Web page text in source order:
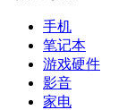
手机
笔记本
游戏硬件
影音
家电